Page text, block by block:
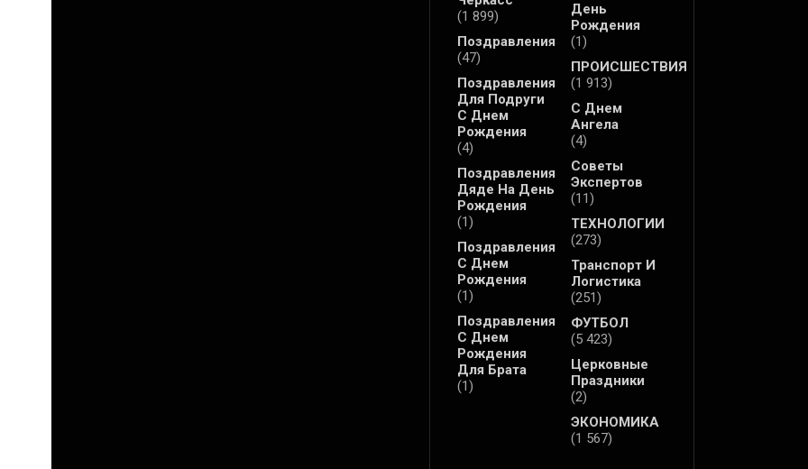
(1 899)
Поздравления
(47)
Поздравления
Для Подруги
С Днем
Рождения
(4)
Поздравления
Дяде На День
Рождения
(1)
Поздравления
С Днем
Рождения
(1)
Поздравления
С Днем
Рождения
Для Брата
(1)
День
Рождения
(1)
ПРОИСШЕСТВИЯ
(1 913)
С Днем
Ангела
(4)
Советы
Экспертов
(11)
ТЕХНОЛОГИИ
(273)
Транспорт И
Логистика
(251)
ФУТБОЛ
(5 423)
Церковные
Праздники
(2)
ЭКОНОМИКА
(1 567)